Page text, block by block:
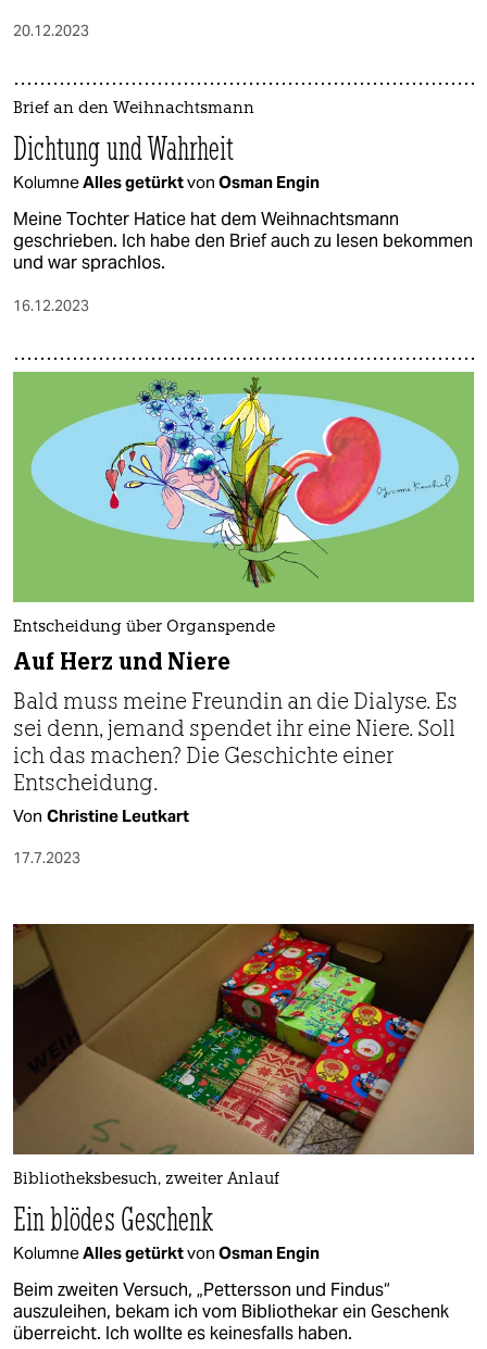
20.12.2023
Brief an den Weihnachtsmann
Dichtung und Wahrheit
KolumneAlles getürktvon Osman Engin
Meine Tochter Hatice hat dem Weihnachtsmann
geschrieben. Ich habe den Brief auch zu lesen bekommen
und war sprachlos.
16.12.2023
Entscheidung über Organspende
Auf Herz und Niere
Bald muss meine Freundin an die Dialyse. Es
sei denn, jemand spendet ihr eine Niere. Soll
ich das machen? Die Geschichte einer
Entscheidung.
Von Christine Leutkart
17.7.2023
Bibliotheksbesuch, zweiter Anlauf
Ein blödes Geschenk
KolumneAlles getürktvon Osman Engin
Beim zweiten Versuch, „Pettersson und Findus“
auszuleihen, bekam ich vom Bibliothekar ein Geschenk
überreicht. Ich wollte es keinesfalls haben.